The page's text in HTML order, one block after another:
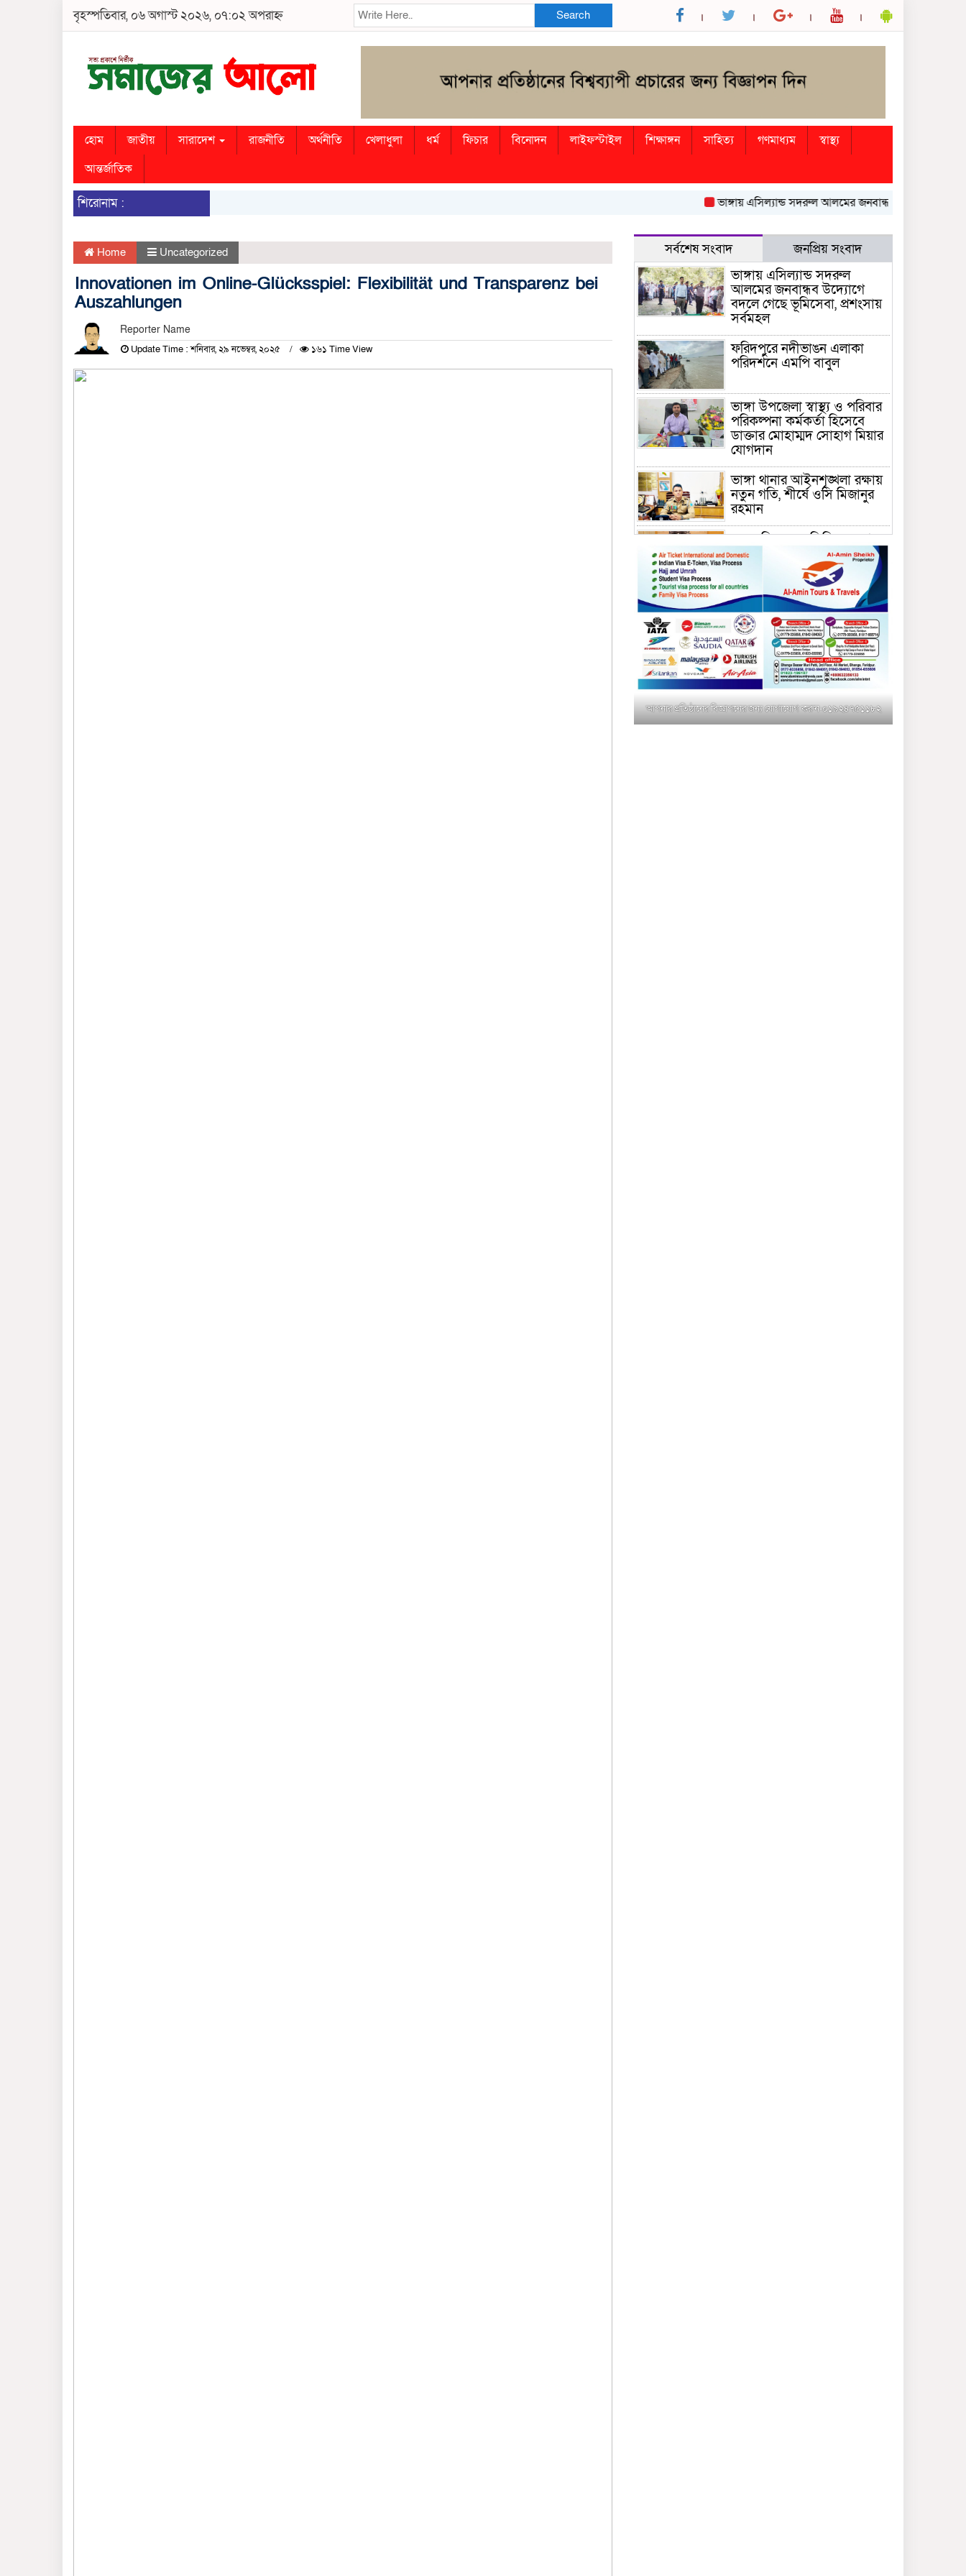
বৃহস্পতিবার, ০৬ অগাস্ট ২০২৬, ০৭:০২ অপরাহ্ন Search
হোম জাতীয় সারাদেশ রাজনীতি অর্থনীতি খেলাধুলা ধর্ম ফিচার বিনোদন লাইফস্টাইল শিক্ষাঙ্গন সাহিত্য গণমাধ্যম
স্বাস্থ্য
আন্তর্জাতিক
শিরোনাম : ভাঙ্গায় এসিল্যান্ড সদরুল আলমের জনবান্ধব উদ্যোগে বদলে গেছে
Home Uncategorized
Innovationen im Online-Glücksspiel: Flexibilität und Transparenz bei
Auszahlungen
Reporter Name
Update Time : শনিবার, ২৯ নভেম্বর, ২০২৫ ১৬১ Time View
সর্বশেষ সংবাদ জনপ্রিয় সংবাদ
ভাঙ্গায় এসিল্যান্ড সদরুল
আলমের জনবান্ধব উদ্যোগে
বদলে গেছে ভূমিসেবা, প্রশংসায়
সর্বমহল
ফরিদপুরে নদীভাঙন এলাকা
পরিদর্শনে এমপি বাবুল
ভাঙ্গা উপজেলা স্বাস্থ্য ও পরিবার
পরিকল্পনা কর্মকর্তা হিসেবে
ডাক্তার মোহাম্মদ সোহাগ মিয়ার
যোগদান
ভাঙ্গা থানার আইনশৃঙ্খলা রক্ষায়
নতুন গতি, শীর্ষে ওসি মিজানুর
রহমান
ময়মনসিংহের অতিরিক্ত জেলা
প্রশাসক (রাজস্ব) আজিম উদ্দিন
ভূমি মন্ত্রণালয়ে পদায়ন
সাবেক এমপির প্রেস সেক্রেটারি
রফিকের ক্ষমতার দাপট ও গণ-
অসন্তোষের তথ্য গায়েব করে
ত্রিশাল থানার সাজানো রিপোর্ট
মুক্তাগাছায় জুলাই শহীদ
সামিদের কবর জিয়ারত ও পৌর
কমিটির কার্যক্রম শুরু
শহিদুল ইসলাম বাবুলের হাত
আপনার প্রতিষ্ঠানের বিজ্ঞাপনের জন্য যোগাযোগ করুন-০১৯২৪৭৫১১৮২